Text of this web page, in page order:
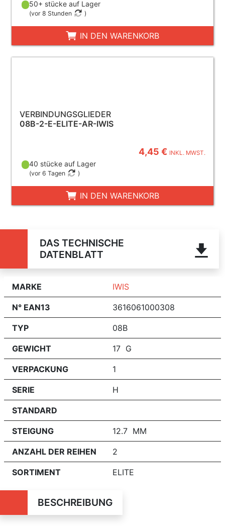
50+ stücke auf Lager
(vor 8 Stunden )
IN DEN WARENKORB
VERBINDUNGSGLIEDER
08B-2-E-ELITE-AR-IWIS
4,45 € INKL. MWST.
40 stücke auf Lager
(vor 6 Tagen )
IN DEN WARENKORB
DAS TECHNISCHE
DATENBLATT
MARKE IWIS
N° EAN13 3616061000308
TYP 08B
GEWICHT 17 G
VERPACKUNG 1
SERIE H
STANDARD
STEIGUNG 12.7 MM
ANZAHL DER REIHEN 2
SORTIMENT ELITE
BESCHREIBUNG